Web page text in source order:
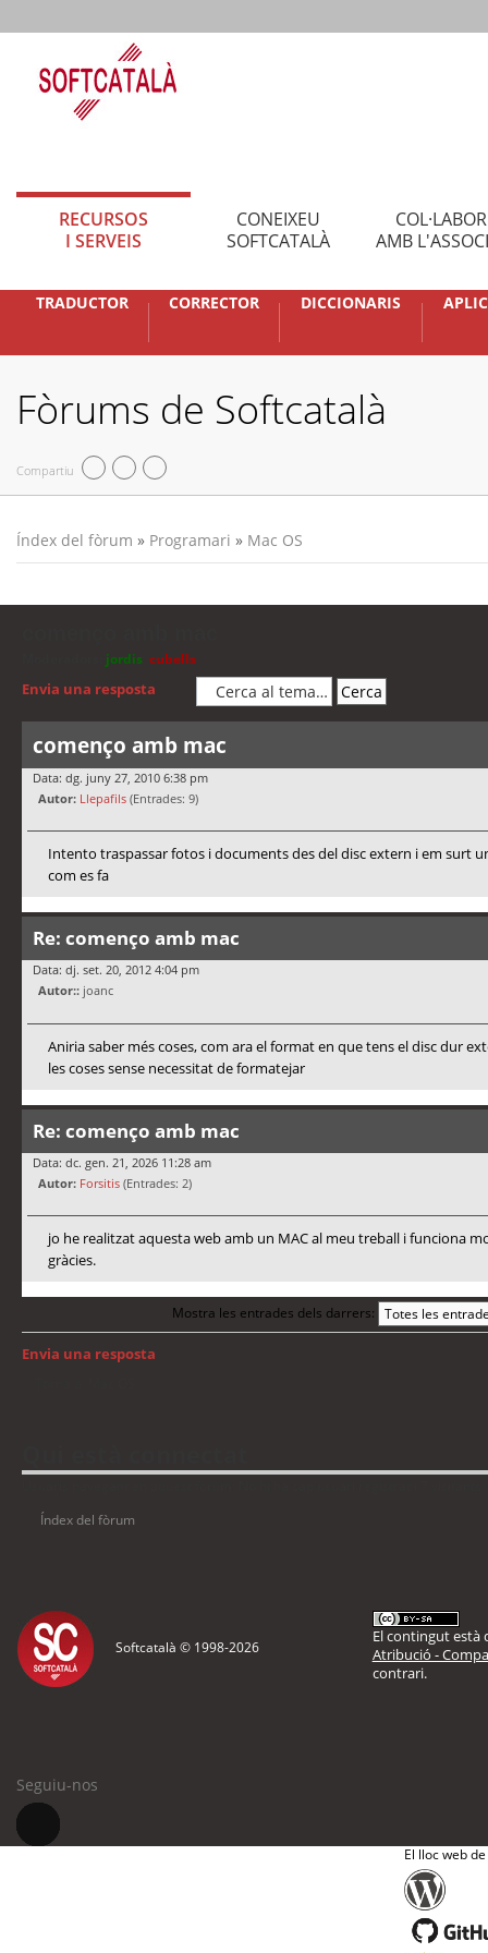
RECURSOS
I SERVEIS
CONEIXEU
SOFTCATALÀ
AMB
TRADUCTOR CORRECTOR DICCIONARIS
Fòrums de Softcatalà
Compartiu
Índex del fòrum » Programari » Mac OS
jordis cubells
Envia una resposta
començo amb mac
Data: dg. juny 27, 2010 6:38 pm
Autor: Llepafils (Entrades: 9)
Intento traspassar fotos i documents des del disc extern i em surt
com es fa
Re: començo amb mac
Data: dj. set. 20, 2012 4:04 pm
Autor:: joanc
Aniria saber més coses, com ara el format en que tens el disc dur
les coses sense necessitat de formatejar
Re: començo amb mac
Data: dc. gen. 21, 2026 11:28 am
Autor: Forsitis (Entrades: 2)
jo he realitzat aquesta web amb un MAC al meu treball i funciona
gràcies.
Mostra les entrades dels darrers:
Envia una resposta
Índex del fòrum
Softcatalà © 1998-2026
El contingut està
Atribució -
contrari.
Seguiu-nos
El lloc web